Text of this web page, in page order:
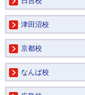
津田沼校
京都校
なんば校